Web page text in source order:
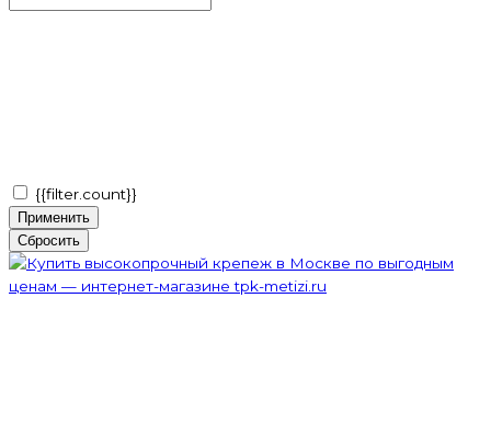
{{filter.count}}
Применить
Сбросить